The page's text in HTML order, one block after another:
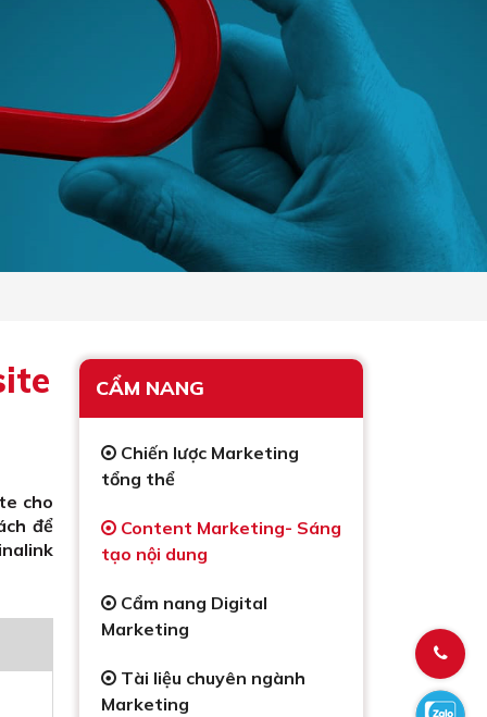
cho
để
CẨM NANG
Chiến lược Marketing
tổng thể
Content Marketing- Sáng
tạo nội dung
Cẩm nang Digital
Marketing
Tài liệu chuyên ngành
Marketing